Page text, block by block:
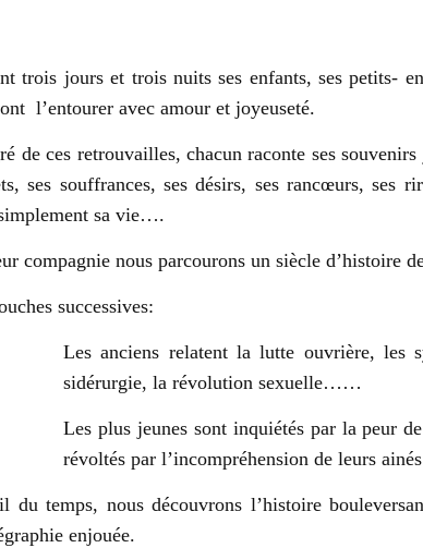
trois jours et trois nuits ses enfants, ses petits-
l’entourer avec amour et joyeuseté.
de ces retrouvailles, chacun raconte ses
ses souffrances, ses désirs, ses rancœurs, ses
sa vie….
compagnie nous parcourons un siècle d’histoire
successives:
Les anciens relatent la lutte ouvrière, les
sidérurgie, la révolution sexuelle……
Les plus jeunes sont inquiétés par la peur
révoltés par l’incompréhension de leurs
du temps, nous découvrons l’histoire
enjouée.